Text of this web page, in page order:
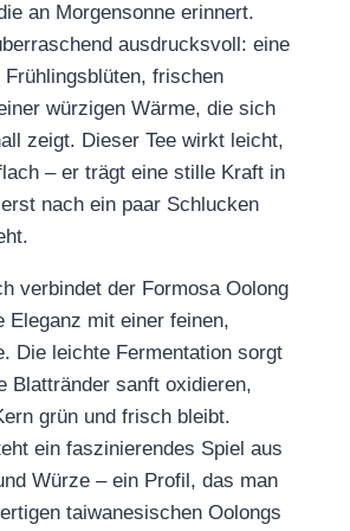
an Morgensonne erinnert.
ausdrucksvoll: eine
Frühlingsblüten, frischen
würzigen Wärme, die sich
zeigt. Dieser Tee wirkt leicht,
– er trägt eine stille Kraft in
nach ein paar Schlucken
verbindet der Formosa Oolong
Eleganz mit einer feinen,
Die leichte Fermentation sorgt
Blattränder sanft oxidieren,
grün und frisch bleibt.
ein faszinierendes Spiel aus
Würze – ein Profil, das man
taiwanesischen Oolongs